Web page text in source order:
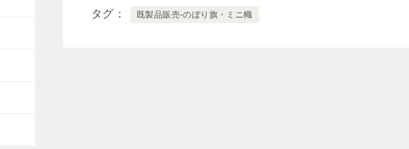
タグ 既製品販売-のぼり旗・ミニ幟